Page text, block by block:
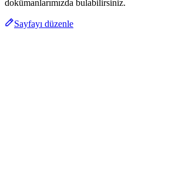
dokümanlarımızda bulabilirsiniz.
Sayfayı düzenle